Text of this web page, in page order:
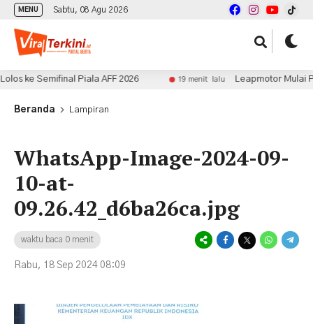
MENU Sabtu, 08 Agu 2026
Semifinal Piala AFF 2026 19 menit lalu Leapmotor Mulai
Beranda Lampiran
WhatsApp-Image-2024-09-
10-at-
09.26.42_d6ba26ca.jpg
waktu baca 0 menit
Rabu, 18 Sep 2024 08:09